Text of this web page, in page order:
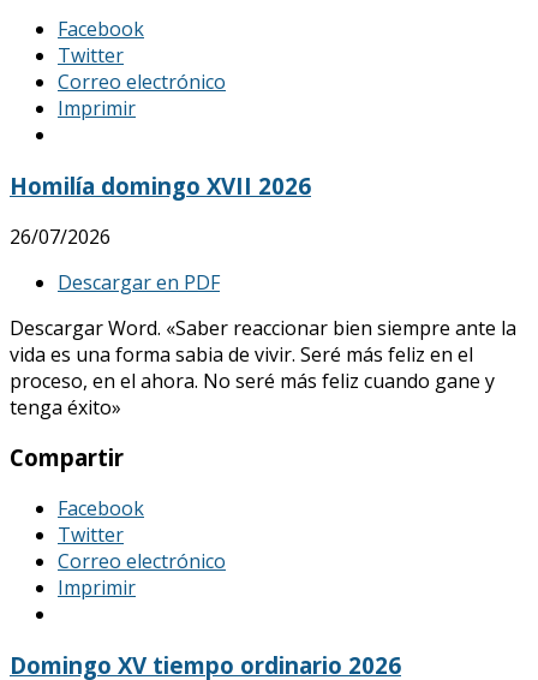
Facebook
Twitter
Correo electrónico
Imprimir
Homilía domingo XVII 2026
26/07/2026
Descargar en PDF
Descargar Word. «Saber reaccionar bien siempre ante la
vida es una forma sabia de vivir. Seré más feliz en el
proceso, en el ahora. No seré más feliz cuando gane y
tenga éxito»
Compartir
Facebook
Twitter
Correo electrónico
Imprimir
Domingo XV tiempo ordinario 2026